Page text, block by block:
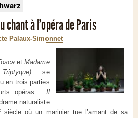
chant à l’opéra de Paris
Palaux-Simonnet
etMadame
Triptyque) se
en trois parties
opéras : Il
naturaliste
siècle où un marinier tue l’amant de sa